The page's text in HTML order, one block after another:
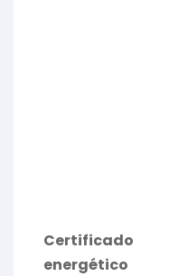
Certificado
energético